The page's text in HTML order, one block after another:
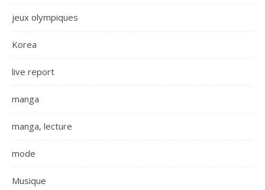
jeux olympiques
Korea
live report
manga
manga, lecture
mode
Musique